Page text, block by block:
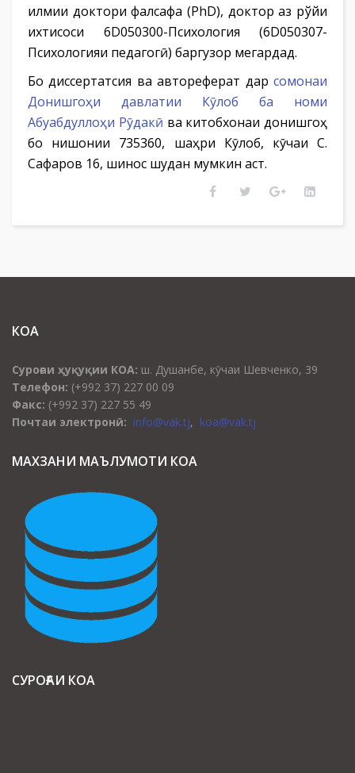
илмии доктори фалсафа (PhD), доктор аз рўйи
ихтисоси 6D050300-Психология (6D050307-
Психологияи педагогӣ) баргузор мегардад.
Бо диссертатсия ва автореферат дар сомонаи
Донишгоҳи давлатии Кӯлоб ба номи
Абуабдуллоҳи Рӯдакӣ ва китобхонаи донишгоҳ
бо нишонии 735360, шаҳри Кӯлоб, кӯчаи С.
Сафаров 16, шинос шудан мумкин аст.
КОА
Суроғаи ҳуқуқии КОА: ш. Душанбе, кӯчаи Шевченко, 39
Телефон: (+992 37) 227 00 09
Факс: (+992 37) 227 55 49
Почтаи электронӣ: info@vak.tj, koa@vak.tj
МАХЗАНИ МАЪЛУМОТИ КОА
СУРОҒАИ КОА